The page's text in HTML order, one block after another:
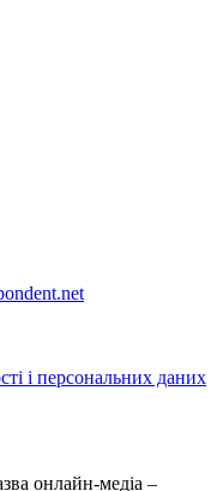
і персональних даних
онлайн-медіа –